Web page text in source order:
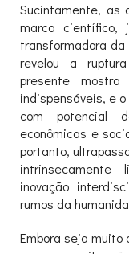
Sucintamente, as
marco científico,
transformadora
revelou a
presente mostra
indispensáveis, e
com potencial
econômicas e
portanto,
inovação
rumos da
Embora seja